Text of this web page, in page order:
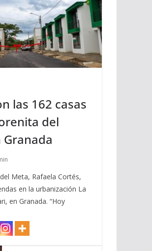
las 162 casas
del
Meta, Rafaela Cortés,
en la urbanización La
en Granada. “Hoy